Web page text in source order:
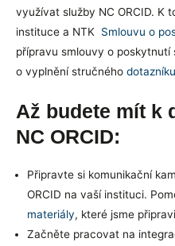
využívat služby NC ORCID. K
instituce a NTK Smlouvu o
přípravu smlouvy o poskytnutí
o vyplnění stručného
Až budete mít k
NC ORCID:
Připravte si komunikační
ORCID na vaší instituci.
materiály, které jsme
Začněte pracovat na